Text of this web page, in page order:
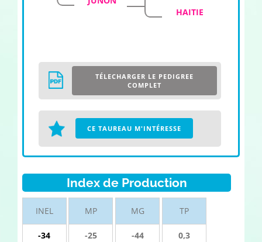
HAITIE
TÉLECHARGER LE PEDIGREE
COMPLET
CE TAUREAU M'INTÉRESSE
Index de Production
INEL
-34
MP
-25
MG
-44
TP
0,3